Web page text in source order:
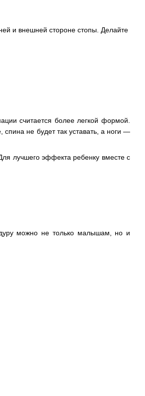
и внешней стороне стопы. Делайте
считается более легкой формой.
спина не будет так уставать, а ноги —
лучшего эффекта ребенку вместе с
можно не только малышам, но и